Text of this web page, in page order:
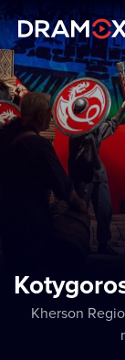
Darčekové
Kherson